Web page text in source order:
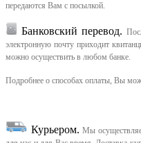
передаются Вам с посылкой.
Банковский перевод.
электронную почту приходит
можно осуществить в любом банке.
Подробнее о способах оплаты, Вы
Курьером. Мы